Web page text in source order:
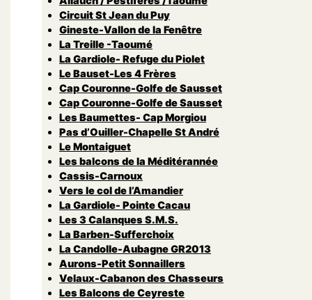
Circuit St Jean du Puy
Gineste-Vallon de la Fenêtre
La Treille -Taoumé
La Gardiole- Refuge du Piolet
Le Bauset-Les 4 Frères
Cap Couronne-Golfe de Sausset
Cap Couronne-Golfe de Sausset
Les Baumettes- Cap Morgiou
Pas d’Ouiller-Chapelle St André
Le Montaiguet
Les balcons de la Méditérannée
Cassis-Carnoux
Vers le col de l’Amandier
La Gardiole- Pointe Cacau
Les 3 Calanques S.M.S.
La Barben-Sufferchoix
La Candolle-Aubagne GR2013
Aurons-Petit Sonnaillers
Velaux-Cabanon des Chasseurs
Les Balcons de Ceyreste